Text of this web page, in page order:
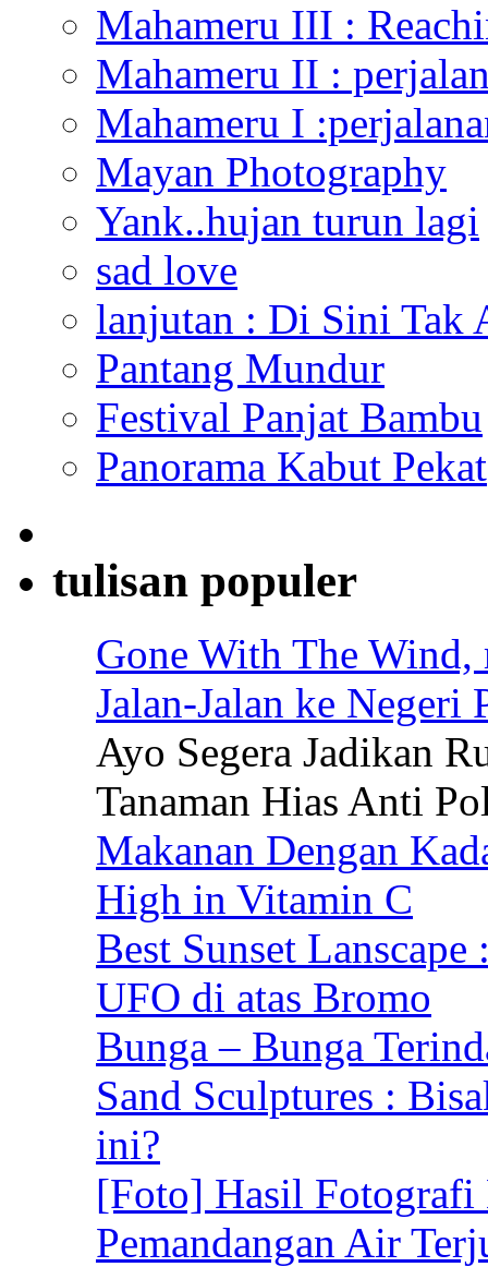
Mahameru III :
Mahameru II :
Mahameru I
Mayan Photography
Yank..hujan turun lagi
sad love
lanjutan : Di Sini Tak
Pantang Mundur
Festival Panjat Bambu
Panorama Kabut Pekat
tulisan populer
Gone With The
Jalan-Jalan ke Negeri
Ayo Segera Jadikan
Tanaman Hias Anti
Makanan Dengan
High in Vitamin C
Best Sunset
UFO di atas Bromo
Bunga – Bunga
Sand Sculptures :
ini?
[Foto] Hasil Fotografi
Pemandangan Air